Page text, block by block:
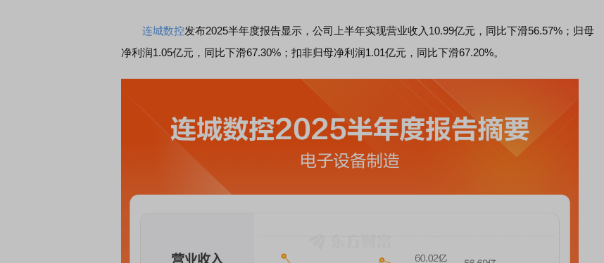
连城数控发布2025半年度报告显示，公司 上半年实现营业收入10.99亿元 ，同比下滑56.57% ；归母
净利润1.05亿元 ，同比下滑67.30% ；扣非归母净利润1.01亿元 ，同比下滑67.20%。